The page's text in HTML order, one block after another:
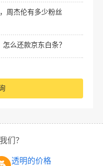
周杰伦有多少粉丝
么还款京东白条？
们？
透明的价格